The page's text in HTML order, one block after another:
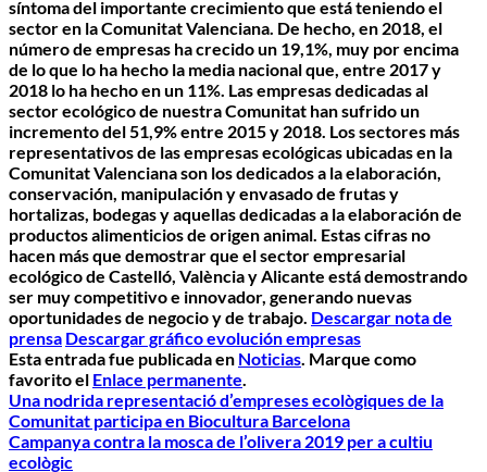
síntoma del importante crecimiento que está teniendo el
sector en la Comunitat Valenciana. De hecho, en 2018, el
número de empresas ha crecido un 19,1%, muy por encima
de lo que lo ha hecho la media nacional que, entre 2017 y
2018 lo ha hecho en un 11%. Las empresas dedicadas al
sector ecológico de nuestra Comunitat han sufrido un
incremento del 51,9% entre 2015 y 2018. Los sectores más
representativos de las empresas ecológicas ubicadas en la
Comunitat Valenciana son los dedicados a la elaboración,
conservación, manipulación y envasado de frutas y
hortalizas, bodegas y aquellas dedicadas a la elaboración de
productos alimenticios de origen animal. Estas cifras no
hacen más que demostrar que el sector empresarial
ecológico de Castelló, València y Alicante está demostrando
ser muy competitivo e innovador, generando nuevas
oportunidades de negocio y de trabajo. Descargar nota de
prensa Descargar gráfico evolución empresas
Esta entrada fue publicada en Noticias. Marque como
favorito el Enlace permanente.
Una nodrida representació d’empreses ecològiques de la
Comunitat participa en Biocultura Barcelona
Campanya contra la mosca de l’olivera 2019 per a cultiu
ecològic